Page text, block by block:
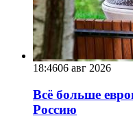
18:4606 авг 2026
Всё больше
Россию